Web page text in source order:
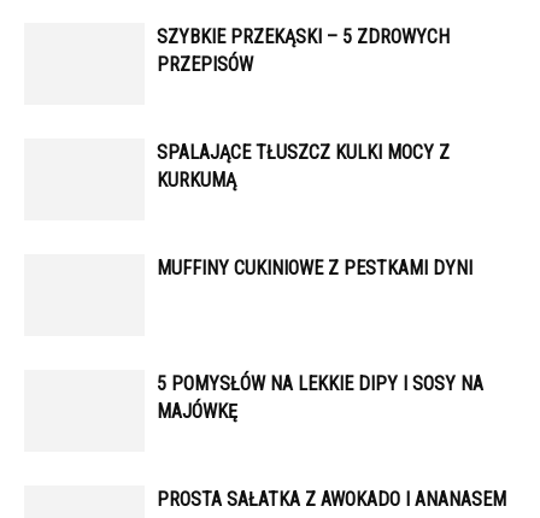
SZYBKIE PRZEKĄSKI – 5 ZDROWYCH
PRZEPISÓW
SPALAJĄCE TŁUSZCZ KULKI MOCY Z
KURKUMĄ
MUFFINY CUKINIOWE Z PESTKAMI DYNI
5 POMYSŁÓW NA LEKKIE DIPY I SOSY NA
MAJÓWKĘ
PROSTA SAŁATKA Z AWOKADO I ANANASEM